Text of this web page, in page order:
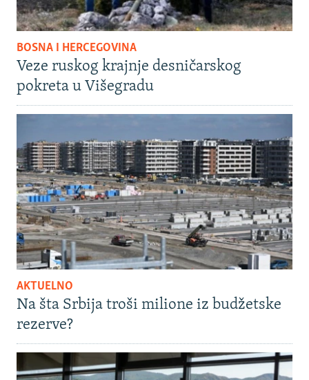
BOSNA I HERCEGOVINA
Veze ruskog krajnje desničarskog
pokreta u Višegradu
AKTUELNO
Na šta Srbija troši milione iz budžetske
rezerve?